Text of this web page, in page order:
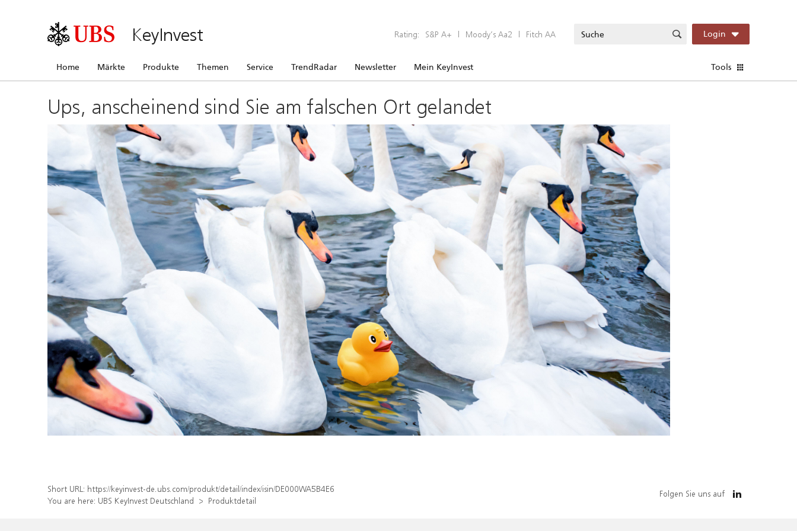
KeyInvest Rating: S&P A+ | Moody’s Aa2 | Fitch AA Login
Home Märkte Produkte Themen Service TrendRadar Newsletter Mein KeyInvest Tools
Ups, anscheinend sind Sie am falschen Ort gelandet
Short URL: https://keyinvest-de.ubs.com/produkt/detail/index/isin/DE000WA5B4E6
You are here: UBS KeyInvest Deutschland Produktdetail
Folgen Sie uns auf